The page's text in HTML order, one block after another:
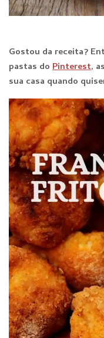
Gostou da receita?
pastas do Pinterest,
sua casa quando qu